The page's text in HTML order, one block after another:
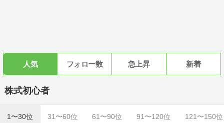
人気 フォロー数 急上昇 新着
株式初心者
1〜30位 31〜60位 61〜90位 91〜120位 121〜150位